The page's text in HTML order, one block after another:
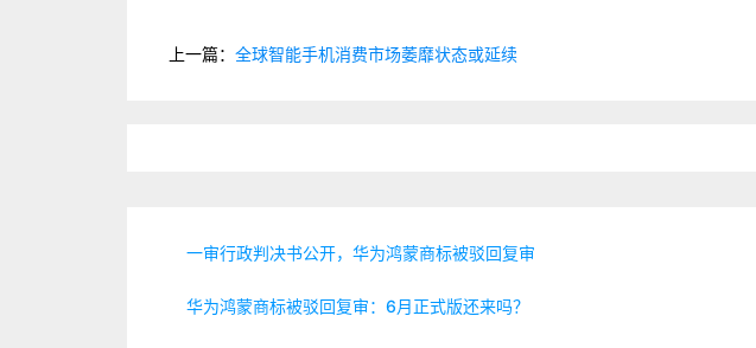
上一篇： 全球智能手机消费市场萎靡状态或延续
一审行政判决书公开，华为鸿蒙商标被驳回复审
华为鸿蒙商标被驳回复审：6月正式版还来吗？